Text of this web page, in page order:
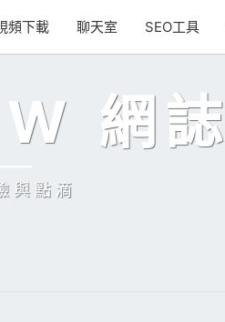
視頻下載 聊天室 SEO工具
網誌